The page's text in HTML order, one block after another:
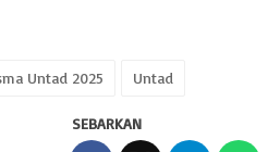
Untad 2025 Untad
SEBARKAN